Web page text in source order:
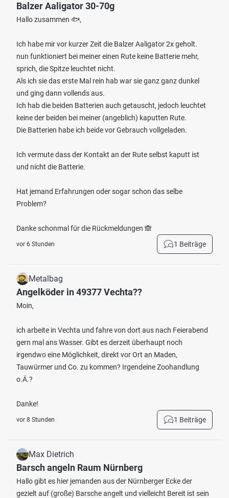
Balzer Aaligator 30-70g
Hallo zusammen 🐟,
Ich habe mir vor kurzer Zeit die Balzer Aaligator 2x geholt.
nun funktioniert bei meiner einen Rute keine Batterie mehr,
sprich, die Spitze leuchtet nicht.
Als ich sie das erste Mal rein hab war sie ganz ganz dunkel
und ging dann vollends aus.
Ich hab die beiden Batterien auch getauscht, jedoch leuchtet
keine der beiden bei meiner (angeblich) kaputten Rute.
Die Batterien habe ich beide vor Gebrauch vollgeladen.
Ich vermute dass der Kontakt an der Rute selbst kaputt ist
und nicht die Batterie.
Hat jemand Erfahrungen oder sogar schon das selbe
Problem?
Danke schonmal für die Rückmeldungen 🙈
vor 6 Stunden 1 Beiträge
Metalbag
Angelköder in 49377 Vechta??
Moin,
ich arbeite in Vechta und fahre von dort aus nach Feierabend
gern mal ans Wasser. Gibt es derzeit überhaupt noch
irgendwo eine Möglichkeit, direkt vor Ort an Maden,
Tauwürmer und Co. zu kommen? Irgendeine Zoohandlung
o.Ä.?
Danke!
vor 8 Stunden 1 Beiträge
Max Dietrich
Barsch angeln Raum Nürnberg
Hallo gibt es hier jemanden aus der Nürnberger Ecke der
gezielt auf (große) Barsche angelt und vielleicht Bereit ist sein